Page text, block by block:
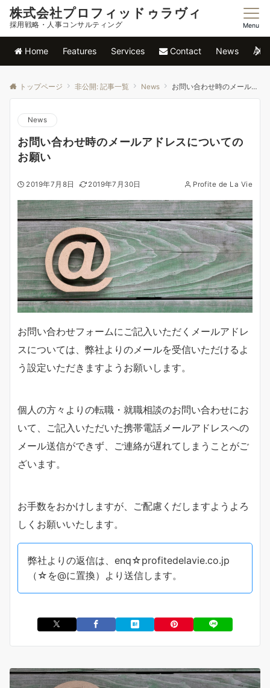
株式会社プロフィッドゥラヴィ
採用戦略・人事コンサルティング Menu
Home Features Services Contact News
トップページ 非公開: 記事一覧 News お問い合わせ時のメールアドレスについてのお願い
News
お問い合わせ時のメールアドレスについての
お願い
2019年7月8日 2019年7月30日 Profite de La Vie
お問い合わせフォームにご記入いただくメールアドレ
スについては、弊社よりのメールを受信いただけるよ
う設定いただきますようお願いします。
個人の方々よりの転職・就職相談のお問い合わせにお
いて、ご記入いただいた携帯電話メールアドレスへの
メール送信ができず、ご連絡が遅れてしまうことがご
ざいます。
お手数をおかけしますが、ご配慮くだしますようよろ
しくお願いいたします。
弊社よりの返信は、enq☆profitedelavie.co.jp
（☆を@に置換）より送信します。